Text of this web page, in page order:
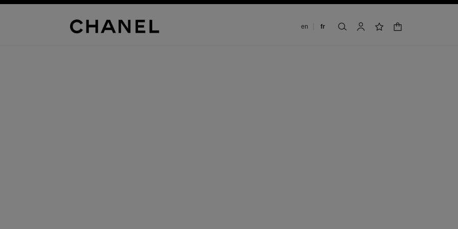
en fr
recherchermon compteliste de souhaits
panier